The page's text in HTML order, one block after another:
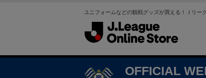
ユニフォームなどの観戦グッズが買える！Ｊリー
OFFICIAL